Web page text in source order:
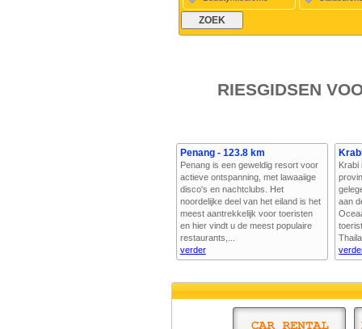
RIESGIDSEN
Penang - 123.8 km
Penang is een geweldig resort voor
actieve ontspanning, met lawaaiige
disco's en nachtclubs. Het
noordelijke deel van het eiland is het
meest aantrekkelijk voor toeristen
en hier vindt u de meest populaire
restaurants,...
verder
Krabi
aan